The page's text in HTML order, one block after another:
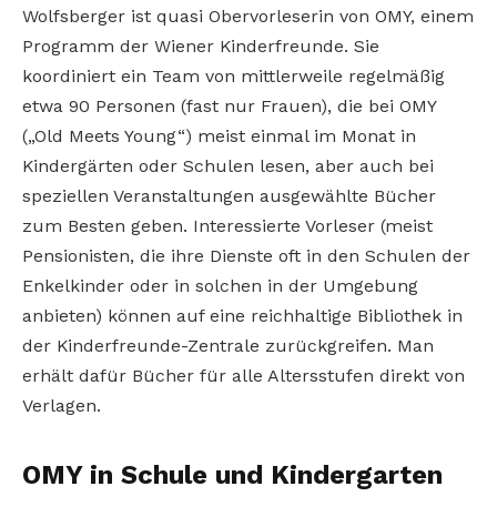
Wolfsberger ist quasi Obervorleserin von OMY, einem
Programm der Wiener Kinderfreunde. Sie
koordiniert ein Team von mittlerweile regelmäßig
etwa 90 Personen (fast nur Frauen), die bei OMY
(„Old Meets Young“) meist einmal im Monat in
Kindergärten oder Schulen lesen, aber auch bei
speziellen Veranstaltungen ausgewählte Bücher
zum Besten geben. Interessierte Vorleser (meist
Pensionisten, die ihre Dienste oft in den Schulen der
Enkelkinder oder in solchen in der Umgebung
anbieten) können auf eine reichhaltige Bibliothek in
der Kinderfreunde-Zentrale zurückgreifen. Man
erhält dafür Bücher für alle Altersstufen direkt von
Verlagen.
OMY in Schule und Kindergarten